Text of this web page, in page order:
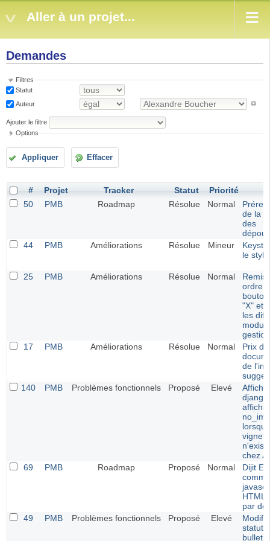
Aller à un projet...
Demandes
Filtres
Statut
Auteur
Ajouter le filtre
Options
Appliquer Effacer
# Projet Tracker Statut Priorité
50
PMB Roadmap Résolue Normal
de la
des
44
PMB Améliorations Résolue Mineur
le
25 PMB Améliorations Résolue Normal
ordre
"X" et
les
gestion
17
PMB Améliorations Résolue Normal
Prix
de
140
PMB Problèmes fonctionnels Proposé Elevé
django
chez
69
PMB Roadmap Proposé Normal
Dijit
HTML
par
49
PMB Problèmes fonctionnels Proposé Elevé
statut